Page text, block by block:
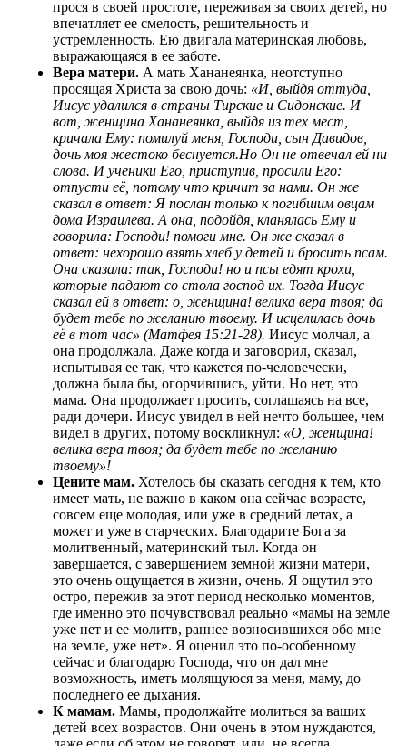
прося в своей простоте, переживая за своих детей, но
впечатляет ее смелость, решительность и
устремленность. Ею двигала материнская любовь,
выражающаяся в ее заботе.
Вера матери. А мать Хананеянка, неотступно
просящая Христа за свою дочь: «И, выйдя оттуда,
Иисус удалился в страны Тирские и Сидонские. И
вот, женщина Хананеянка, выйдя из тех мест,
кричала Ему: помилуй меня, Господи, сын Давидов,
дочь моя жестоко беснуется.Но Он не отвечал ей ни
слова. И ученики Его, приступив, просили Его:
отпусти её, потому что кричит за нами. Он же
сказал в ответ: Я послан только к погибшим овцам
дома Израилева. А она, подойдя, кланялась Ему и
говорила: Господи! помоги мне. Он же сказал в
ответ: нехорошо взять хлеб у детей и бросить псам.
Она сказала: так, Господи! но и псы едят крохи,
которые падают со стола господ их. Тогда Иисус
сказал ей в ответ: о, женщина! велика вера твоя; да
будет тебе по желанию твоему. И исцелилась дочь
её в тот час» (Матфея 15:21-28). Иисус молчал, а
она продолжала. Даже когда и заговорил, сказал,
испытывая ее так, что кажется по-человечески,
должна была бы, огорчившись, уйти. Но нет, это
мама. Она продолжает просить, соглашаясь на все,
ради дочери. Иисус увидел в ней нечто большее, чем
видел в других, потому воскликнул: «О, женщина!
велика вера твоя; да будет тебе по желанию
твоему»!
Цените мам. Хотелось бы сказать сегодня к тем, кто
имеет мать, не важно в каком она сейчас возрасте,
совсем еще молодая, или уже в средний летах, а
может и уже в старческих. Благодарите Бога за
молитвенный, материнский тыл. Когда он
завершается, с завершением земной жизни матери,
это очень ощущается в жизни, очень. Я ощутил это
остро, пережив за этот период несколько моментов,
где именно это почувствовал реально «мамы на земле
уже нет и ее молитв, раннее возносившихся обо мне
на земле, уже нет». Я оценил это по-особенному
сейчас и благодарю Господа, что он дал мне
возможность, иметь молящуюся за меня, маму, до
последнего ее дыхания.
К мамам. Мамы, продолжайте молиться за ваших
детей всех возрастов. Они очень в этом нуждаются,